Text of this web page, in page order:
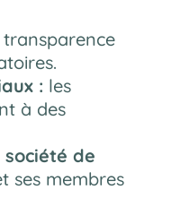
transparence
: les
à des
de
ses membres